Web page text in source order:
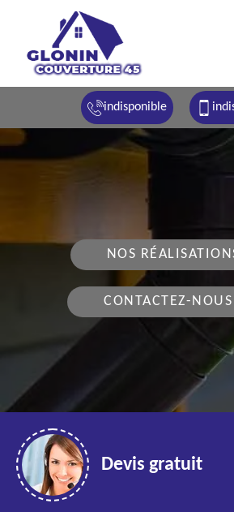
indisponible
NOS
CONTACTEZ-
Devis gratuit